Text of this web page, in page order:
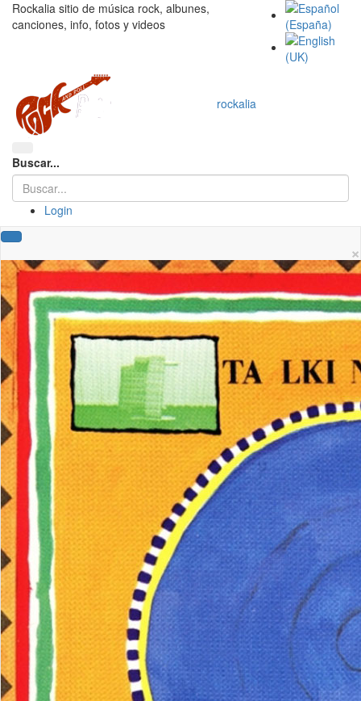
Rockalia sitio de música rock, albunes,
canciones, info, fotos y videos
rockalia
Buscar...
Login
×